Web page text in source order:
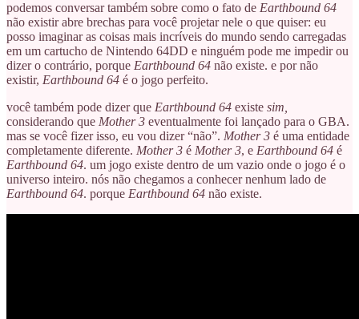
podemos conversar também sobre como o fato de Earthbound 64
não existir abre brechas para você projetar nele o que quiser: eu
posso imaginar as coisas mais incríveis do mundo sendo carregadas
em um cartucho de Nintendo 64DD e ninguém pode me impedir ou
dizer o contrário, porque Earthbound 64 não existe. e por não
existir, Earthbound 64 é o jogo perfeito.
você também pode dizer que Earthbound 64 existe sim,
considerando que Mother 3 eventualmente foi lançado para o GBA.
mas se você fizer isso, eu vou dizer “não”. Mother 3 é uma entidade
completamente diferente. Mother 3 é Mother 3, e Earthbound 64 é
Earthbound 64. um jogo existe dentro de um vazio onde o jogo é o
universo inteiro. nós não chegamos a conhecer nenhum lado de
Earthbound 64. porque Earthbound 64 não existe.